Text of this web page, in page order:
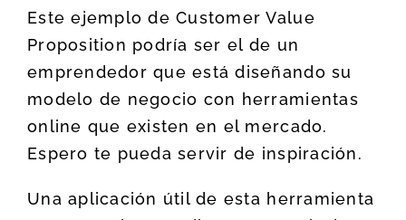
Este ejemplo de Customer Value
Proposition podría ser el de un
emprendedor que está diseñando su
modelo de negocio con herramientas
online que existen en el mercado.
Espero te pueda servir de inspiración.
Una aplicación útil de esta herramienta